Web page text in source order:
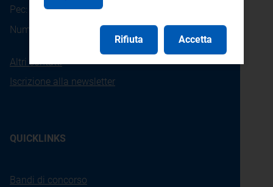
Pec:
protocollo@pec.arera.it
Numero verde consumatori: 800.166.654
Altri contatti
Iscrizione alla newsletter
QUICKLINKS
Bandi di concorso
Rifiuta Accetta